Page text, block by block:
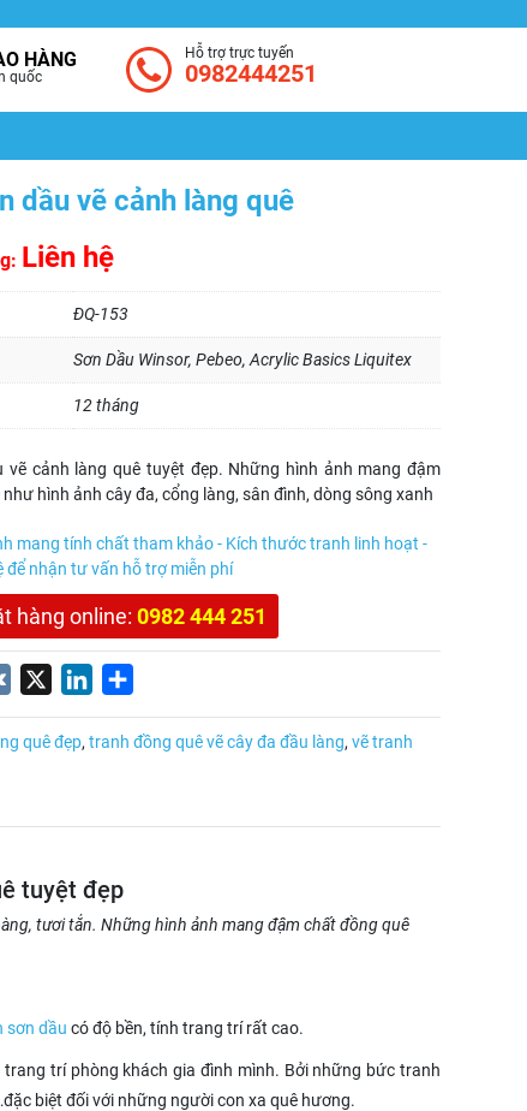
HÀNG
quốc
Hỗ trợ trực tuyến
0982444251
dầu vẽ cảnh làng quê
Liên hệ
ĐQ-153
Sơn Dầu Winsor, Pebeo, Acrylic Basics Liquitex
12 tháng
vẽ cảnh làng quê tuyệt đẹp. Những hình ảnh mang đậm
hình ảnh cây đa, cổng làng, sân đình, dòng sông xanh
mang tính chất tham khảo - Kích thước tranh linh hoạt -
để nhận tư vấn hỗ trợ miễn phí
hàng online: 0982 444 251
VK LinkedIn
quê đẹp, tranh đồng quê vẽ cây đa đầu làng, vẽ tranh
tuyệt đẹp
tươi tắn. Những hình ảnh mang đậm chất đồng quê
sơn dầu có độ bền, tính trang trí rất cao.
trang trí phòng khách gia đình mình. Bởi những bức tranh
biệt đối với những người con xa quê hương.